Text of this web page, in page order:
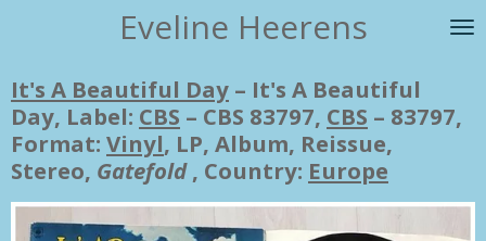
de
hoofdinhoud
Eveline Heerens
It's A Beautiful Day ‎– It's A Beautiful
Day, Label: CBS ‎– CBS 83797, CBS ‎– 83797,
Format: Vinyl, LP, Album, Reissue,
Stereo, Gatefold, Country: Europe